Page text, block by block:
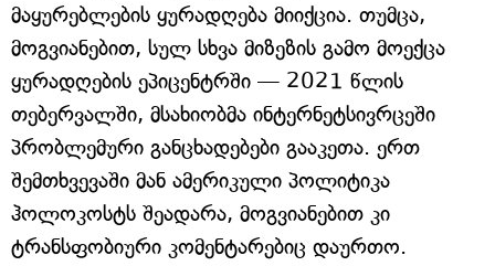
მაყურებლების ყურადღება მიიქცია. თუმცა,
მოგვიანებით, სულ სხვა მიზეზის გამო მოექცა
ყურადღების ეპიცენტრში — 2021 წლის
თებერვალში, მსახიობმა ინტერნეტსივრცეში
პრობლემური განცხადებები გააკეთა. ერთ
შემთხვევაში მან ამერიკული პოლიტიკა
ჰოლოკოსტს შეადარა, მოგვიანებით კი
ტრანსფობიური კომენტარებიც დაურთო.